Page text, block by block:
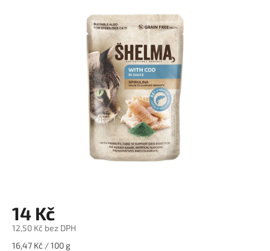
14 Kč
12,50 Kč bez DPH
Měrná
16,47 Kč / 100 g